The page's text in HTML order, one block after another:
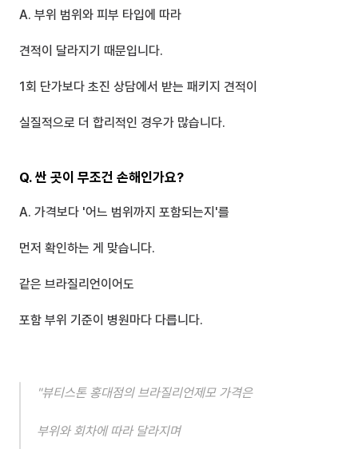
A. 부위 범위와 피부 타입에 따라
견적이 달라지기 때문입니다.
1회 단가보다 초진 상담에서 받는 패키지 견적이
실질적으로 더 합리적인 경우가 많습니다.
Q. 싼 곳이 무조건 손해인가요?
A. 가격보다 '어느 범위까지 포함되는지'를
먼저 확인하는 게 맞습니다.
같은 브라질리언이어도
포함 부위 기준이 병원마다 다릅니다.
"뷰티스톤 홍대점의 브라질리언제모 가격은
부위와 회차에 따라 달라지며